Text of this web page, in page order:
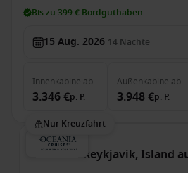
Bis zu 399 € Bordguthaben
15 Aug. 2026 14 Nächte
Innenkabine ab
3.346 €p. P.
Außenkabine ab
3.948 €p. P.
Nur Kreuzfahrt
Arktis ab Reykjavik, Island